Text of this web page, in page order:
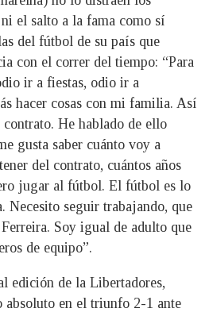
el salto a la fama como sí
del fútbol de su país que
con el correr del tiempo: “Para
ir a fiestas, odio ir a
hacer cosas con mi familia. Así
contrato. He hablado de ello
gusta saber cuánto voy a
del contrato, cuántos años
jugar al fútbol. El fútbol es lo
Necesito seguir trabajando, que
Soy igual de adulto que
de equipo”.
edición de la Libertadores,
absoluto en el triunfo 2-1 ante